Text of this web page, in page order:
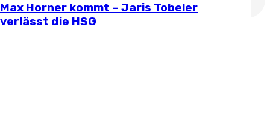
Stellungnahme zur aktuellen
wirtschaftlichen Situation
Saisonvorbereitung 2026/27
Björn Zintel geht – Emiel Hoogland
kommt
Mathis Berger übernimmt Social Media
und Öffentlichkeitsarbeit
Max Horner kommt – Jaris Tobeler
verlässt die HSG